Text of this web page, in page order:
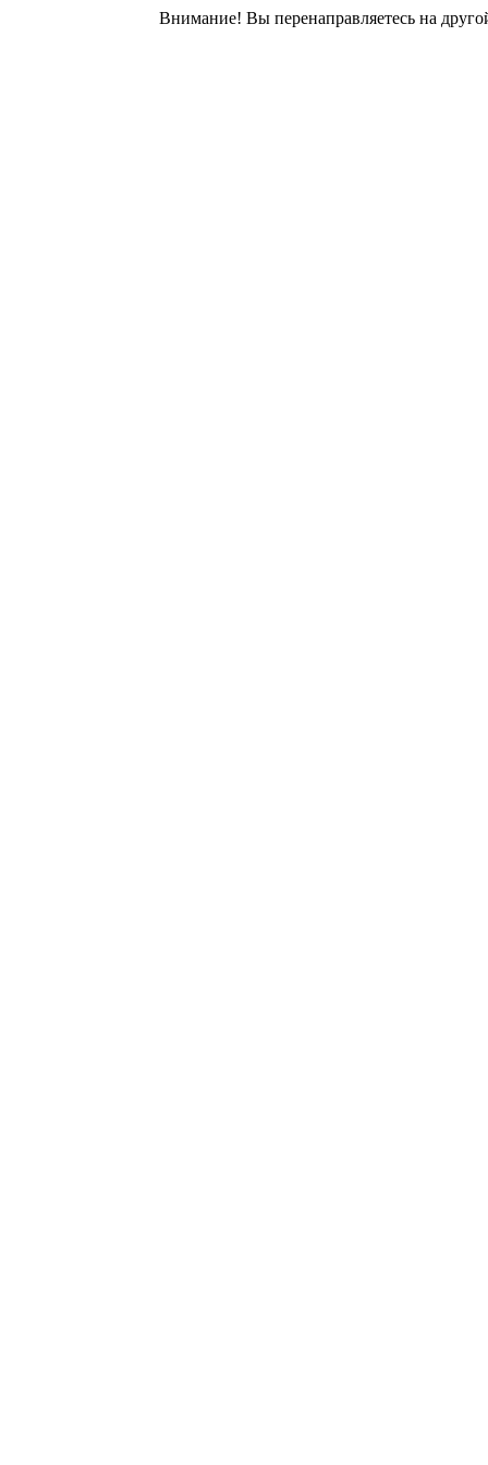
Внимание! Вы перенаправляетесь на